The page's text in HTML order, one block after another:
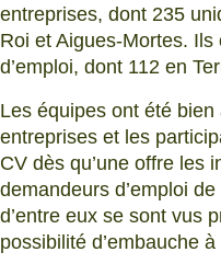
entreprises, dont 235
Roi et Aigues-Mortes.
d’emploi, dont 112 en
Les équipes ont été
entreprises et les
CV dès qu’une offre les
demandeurs d’emploi
d’entre eux se sont vus
possibilité d’embauche à